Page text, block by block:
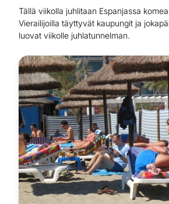
Tällä viikolla juhlitaan Espanjassa
Vierailijoilla täyttyvät kaupungit ja
luovat viikolle juhlatunnelman.